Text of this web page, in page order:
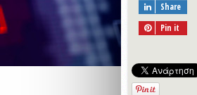
Share
Pin it